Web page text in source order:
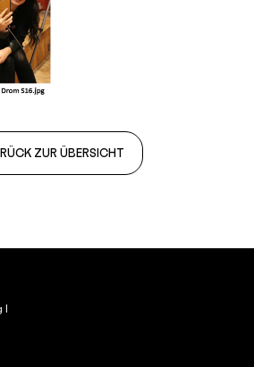
ZUR ÜBERSICHT
I